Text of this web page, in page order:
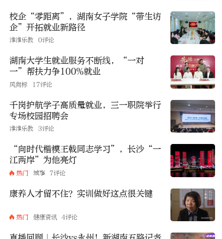
校企“零距离”，湖南女子学院“带生访
企”开拓就业新路径
津津乐教 0评论
湖南大学生就业服务不断线，“一对
一”帮扶力争100%就业
风向标 17评论
千岗护航学子高质量就业，三一职院举行
专场校园招聘会
津津乐教 3评论
“向时代楷模王戟同志学习”，长沙“一
江两岸”为他亮灯
热门 城事 7评论
康养人才留不住？实训做好这点很关键
热门 健康资讯 4评论